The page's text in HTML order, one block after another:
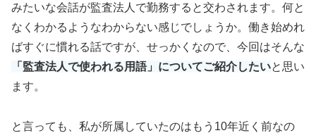
みたいな会話が監査法人で勤務すると交わされます。何と
なくわかるようなわからない感じでしょうか。働き始めれ
ばすぐに慣れる話ですが、せっかくなので、今回はそんな
「監査法人で使われる用語」についてご紹介したいと思い
ます。
と言っても、私が所属していたのはもう10年近く前なの